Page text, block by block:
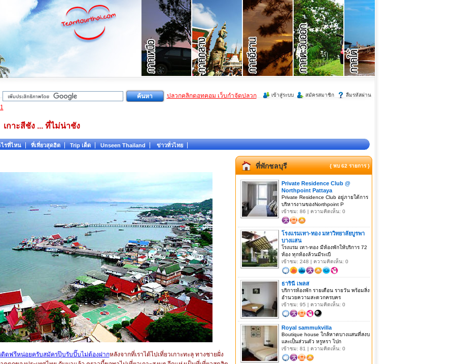
เข้าสู่ระบบ สมัครสมาชิก ลืมรหัสผ่าน
ปลวกคลิกดอทคอม เว็บกำจัดปลวก
เกาะสีชัง ... ที่ไม่น่าชัง
ไรที่ไหน ที่เที่ยวสุดฮิต Trip เด็ด Unseen Thailand ข่าวทั่วไทย
ที่พักชลบุรี { พบ 62 รายการ }
Private Residence Club @
Northpoint Pattaya
Private Residence Club อยู่ภายใต้การ
บริหารงานของNorthpoint P
เข้าชม: 86 | ความคิดเห็น: 0
โรงแรมเทา-ทอง มหาวิทยาลัยบูรพา
บางแสน
โรงแรม เทา-ทอง มีห้องพักให้บริการ 72
ห้อง ทุกห้องล้วนมีระเบี
เข้าชม: 248 | ความคิดเห็น: 0
ธารินี เพลส
บริการห้องพัก รายเดือน รายวัน พร้อมสิ่ง
อำนวยความสะดวกครบคร
เข้าชม: 95 | ความคิดเห็น: 0
Royal sammukvilla
Boutique house ใกล้หาดบางแสนที่สงบ
และเป็นส่วนตัว หรูหรา ไปก
เข้าชม: 81 | ความคิดเห็น: 0
ดิตฟรีหน่อยครับสมัครปุ๊บรับปั๊บไม่ต้องฝากหลังจากที่เราได้ไปเที่ยวเกาะทะลุ ทางชายฝั่ง